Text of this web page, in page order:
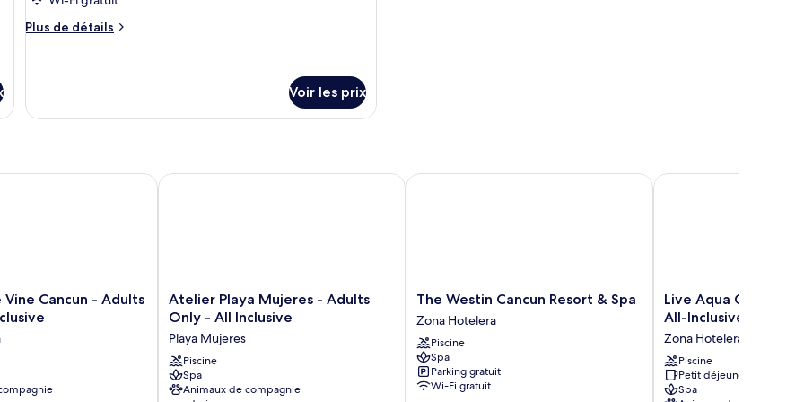
chambre :
View
Plus de détails
Plus
type
de
Suite
Voir les prix
Vine Cancun - Adults
Cancun - Adults Only - All Inclusive
Atelier
Playa
Mujeres
-
Adults
Only
-
Atelier Playa Mujeres - Adults
Only - All Inclusive
Playa Mujeres
Piscine
Spa
Animaux de compagnie
Atelier Playa Mujeres - Adults Only - All Inclusive
The
Westin
Cancun
Resort
&
Spa
Zona
The Westin Cancun Resort & Spa
Zona Hotelera
Piscine
Spa
Parking gratuit
Wi-Fi gratuit
The Westin Cancun Resort & Spa
Live
Aqua
-
Adults
Only
-
Live Aqua Cancun -
All-Inclusive
Zona Hotelera
Piscine
Petit déjeuner gratuit
Spa
Live Aqua Cancun -